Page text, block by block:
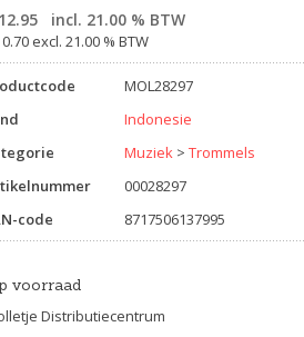
incl. 21.00 % BTW
excl. 21.00 % BTW
MOL28297
Indonesie
Muziek > Trommels
00028297
code
8717506137995
voorraad
Distributiecentrum